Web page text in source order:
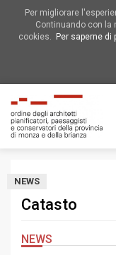
Per migliorare
Continuando con la
cookies.
Per saperne di
NEWS
Catasto
NEWS